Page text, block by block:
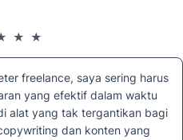
freelance, saya sering harus
yang efektif dalam waktu
alat yang tak tergantikan bagi
dan konten yang